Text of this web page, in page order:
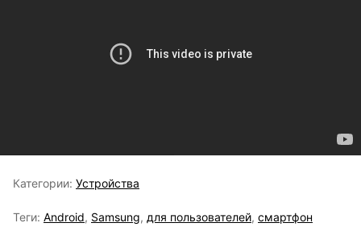
Категории: Устройства
Теги: Android, Samsung, для пользователей, смартфон